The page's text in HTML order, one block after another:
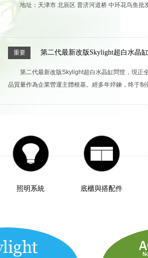
地址：天津市 北辰区 普济河道桥 中环花鸟鱼
重要 第二代最新改版Skylight超白水晶
第二代最新改版Skylight超白水晶缸問世，現正
品質量作為企業營運主體根基。經多年焠鍊，终于
照明系統 底櫃與搭配件